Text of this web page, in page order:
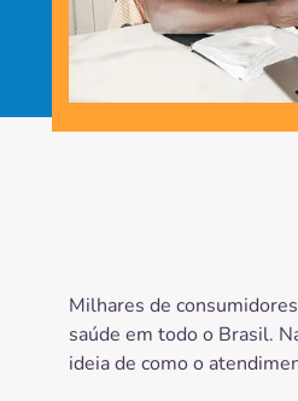
Milhares de
saúde em todo o Brasil.
ideia de como o